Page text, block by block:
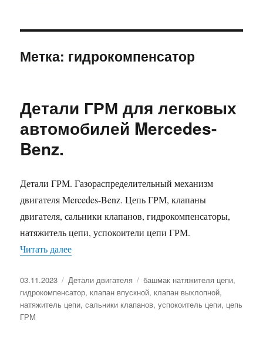
Метка: гидрокомпенсатор
Детали ГРМ для легковых
автомобилей Mercedes-
Benz.
Детали ГРМ. Газораспределительный механизм
двигателя Mercedes-Benz. Цепь ГРМ, клапаны
двигателя, сальники клапанов, гидрокомпенсаторы,
натяжитель цепи, успокоители цепи ГРМ.
Читать далее«Детали ГРМ для легковых автомобилей
Опубликовано
03.11.2023 Рубрики
Детали двигателя Метки
башмак натяжителя цепи,
гидрокомпенсатор, клапан впускной, клапан выхлопной,
натяжитель цепи,сальники клапанов,успокоитель цепи, цепь
ГРМ